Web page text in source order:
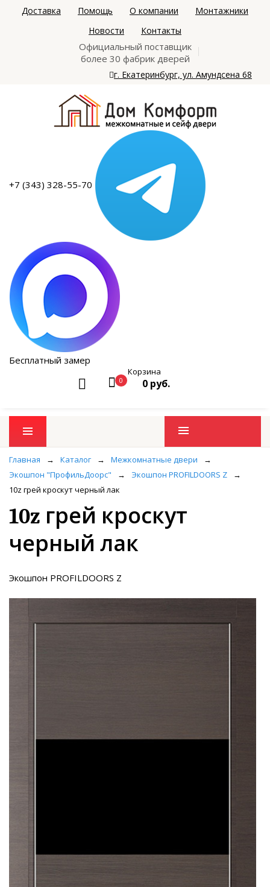
Доставка Помощь О компании
Монтажники
Новости
Контакты
Официальный поставщик
более 30 фабрик дверей
г. Екатеринбург, ул. Амундсена 68
+7 (343) 328-55-70
Бесплатный замер
0
Корзина
0 руб.
Промо товары
Главная → Каталог → Межкомнатные двери
→
Экошпон "ПрофильДоорс"
→ Экошпон PROFILDOORS Z
→
10z грей кроскут черный лак
10z грей кроскут
черный лак
Экошпон PROFILDOORS Z